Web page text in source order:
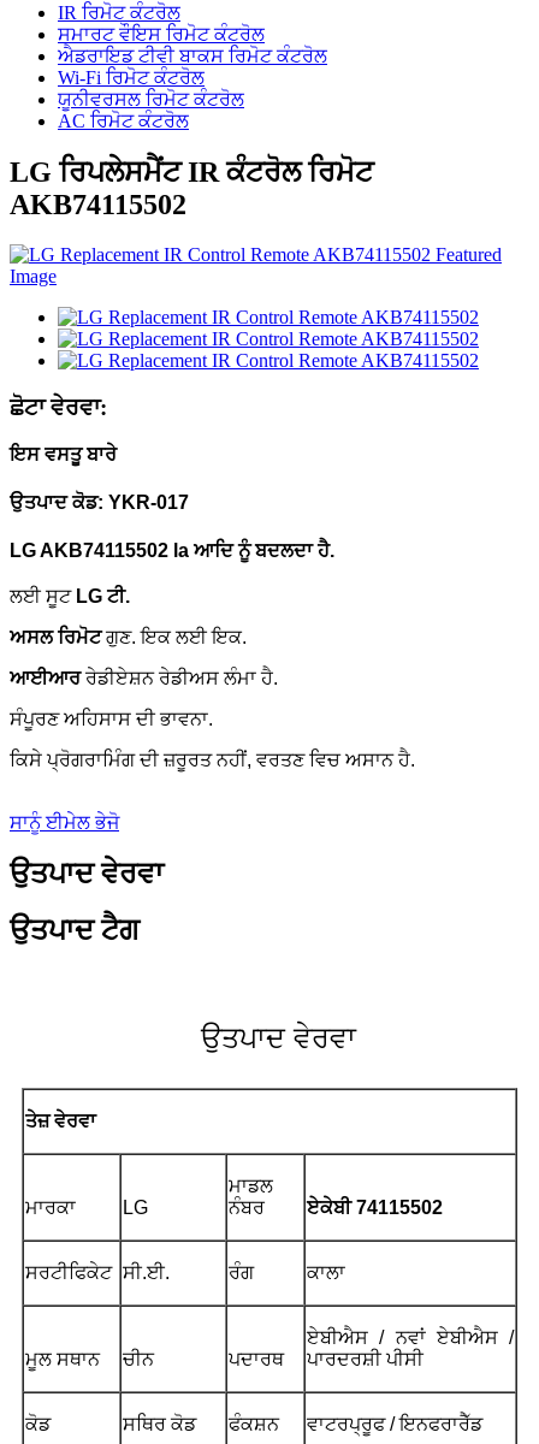
IR ਰਿਮੋਟ ਕੰਟਰੋਲ
ਸਮਾਰਟ ਵੌਇਸ ਰਿਮੋਟ ਕੰਟਰੋਲ
ਐਡਰਾਇਡ ਟੀਵੀ ਬਾਕਸ ਰਿਮੋਟ ਕੰਟਰੋਲ
Wi-Fi ਰਿਮੋਟ ਕੰਟਰੋਲ
ਯੂਨੀਵਰਸਲ ਰਿਮੋਟ ਕੰਟਰੋਲ
AC ਰਿਮੋਟ ਕੰਟਰੋਲ
LG ਰਿਪਲੇਸਮੈਂਟ IR ਕੰਟਰੋਲ ਰਿਮੋਟ
AKB74115502
ਛੋਟਾ ਵੇਰਵਾ:
ਇਸ ਵਸਤੂ ਬਾਰੇ
ਉਤਪਾਦ ਕੋਡ: YKR-017
LG AKB74115502 la ਆਦਿ ਨੂੰ ਬਦਲਦਾ ਹੈ.
ਲਈ ਸੂਟ LG ਟੀ.
ਅਸਲ ਰਿਮੋਟਗੁਣ. ਇਕ ਲਈ ਇਕ.
ਆਈਆਰਰੇਡੀਏਸ਼ਨ ਰੇਡੀਅਸ ਲੰਮਾ ਹੈ.
ਸੰਪੂਰਣ ਅਹਿਸਾਸ ਦੀ ਭਾਵਨਾ.
ਕਿਸੇ ਪ੍ਰੋਗਰਾਮਿੰਗ ਦੀ ਜ਼ਰੂਰਤ ਨਹੀਂ, ਵਰਤਣ ਵਿਚ ਅਸਾਨ ਹੈ.
ਸਾਨੂੰ ਈਮੇਲ ਭੇਜੋ
ਉਤਪਾਦ ਵੇਰਵਾ
ਉਤਪਾਦ ਟੈਗ
ਉਤਪਾਦ ਵੇਰਵਾ
ਤੇਜ਼ ਵੇਰਵਾ
ਮਾਰਕਾ LG
ਮਾਡਲ
ਨੰਬਰ
ਏਕੇਬੀ 74115502
ਸਰਟੀਫਿਕੇਟ ਸੀ.ਈ. ਰੰਗ ਕਾਲਾ
ਮੂਲ ਸਥਾਨ ਚੀਨ ਪਦਾਰਥ
ਏਬੀਐਸ / ਨਵਾਂ ਏਬੀਐਸ /
ਪਾਰਦਰਸ਼ੀ ਪੀਸੀ
ਕੋਡ ਸਥਿਰ ਕੋਡ ਫੰਕਸ਼ਨ ਵਾਟਰਪ੍ਰੂਫ / ਇਨਫਰਾਰੈੱਡ